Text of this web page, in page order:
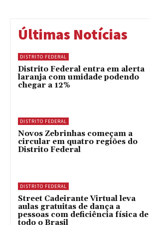
Últimas Notícias
DISTRITO FEDERAL
Distrito Federal entra em alerta
laranja com umidade podendo
chegar a 12%
DISTRITO FEDERAL
Novos Zebrinhas começam a
circular em quatro regiões do
Distrito Federal
DISTRITO FEDERAL
Street Cadeirante Virtual leva
aulas gratuitas de dança a
pessoas com deficiência física de
todo o Brasil